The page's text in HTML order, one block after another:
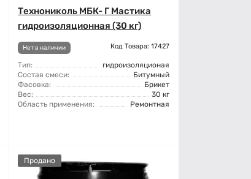
Технониколь МБК- Г Мастика
гидроизоляционная (30 кг)
Нет в наличии Код Товара: 17427
Тип:
гидроизоляционая
Состав смеси:
Битумный
Фасовка:
Брикет
Вес:
30 кг
Область применения:
Ремонтная
Продано